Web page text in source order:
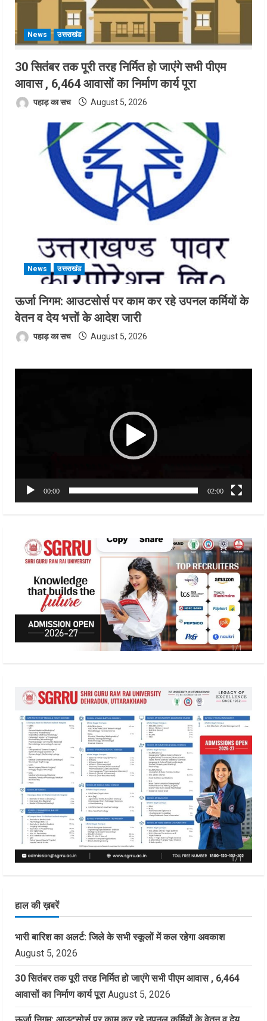
News उत्तराखंड
30 सितंबर तक पूरी तरह निर्मित हो जाएंगे सभी पीएम
आवास , 6,464 आवासों का निर्माण कार्य पूरा
पहाड़ का सच August 5, 2026
News उत्तराखंड
ऊर्जा निगम: आउटसोर्स पर काम कर रहे उपनल कर्मियों के
वेतन व देय भत्तों के आदेश जारी
पहाड़ का सच August 5, 2026
00:00 02:00
हाल की ख़बरें
भारी बारिश का अलर्ट: जिले के सभी स्कूलों में कल रहेगा अवकाश
August 5, 2026
30 सितंबर तक पूरी तरह निर्मित हो जाएंगे सभी पीएम आवास , 6,464
आवासों का निर्माण कार्य पूरा August 5, 2026